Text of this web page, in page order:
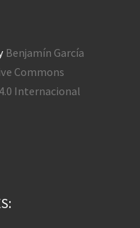
Benjamín García
Commons
Internacional